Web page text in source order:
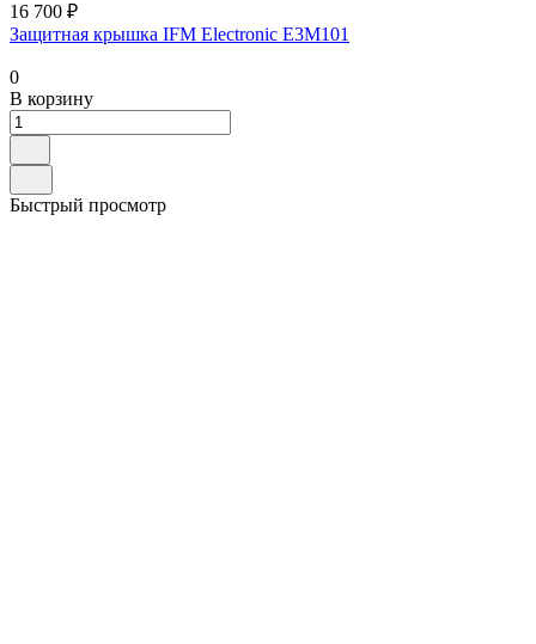
16 700 ₽
Защитная крышка IFM Electronic E3M101
0
В корзину
Быстрый просмотр